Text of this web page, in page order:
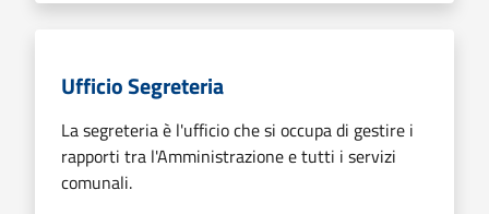
Ufficio Segreteria
La segreteria è l'ufficio che si occupa di gestire i
rapporti tra l'Amministrazione e tutti i servizi
comunali.